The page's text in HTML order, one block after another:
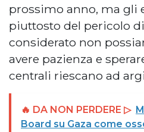
prossimo anno, ma gli
piuttosto del pericolo
considerato non
avere pazienza e
centrali riescano ad
🔥 DA NON PERDERE ▷
Board su Gaza come